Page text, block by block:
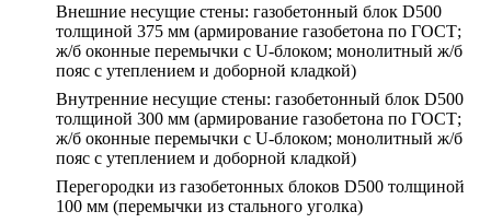
Внешние несущие стены: газобетонный блок D500
толщиной 375 мм (армирование газобетона по ГОСТ;
ж/б оконные перемычки с U-блоком; монолитный ж/б
пояс с утеплением и доборной кладкой)
Внутренние несущие стены: газобетонный блок D500
толщиной 300 мм (армирование газобетона по ГОСТ;
ж/б оконные перемычки с U-блоком; монолитный ж/б
пояс с утеплением и доборной кладкой)
Перегородки из газобетонных блоков D500 толщиной
100 мм (перемычки из стального уголка)